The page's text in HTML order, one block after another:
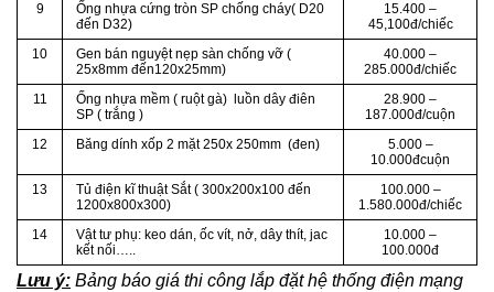
9
Ống nhựa cứng tròn SP chống cháy( D20
đến D32)
15.400 –
45,100đ/chiếc
10
Gen bán nguyệt nẹp sàn chống vỡ (
25x8mm đến120x25mm)
40.000 –
285.000đ/chiếc
11
Ống nhựa mềm ( ruột gà) luồn dây điên
SP ( trắng )
28.900 –
187.000đ/cuộn
12
Băng dính xốp 2 mặt 250x 250mm (đen)
5.000 –
10.000đcuộn
13
Tủ điện kĩ thuật Sắt ( 300x200x100 đến
1200x800x300)
100.000 –
1.580.000đ/chiếc
14
Vật tư phụ: keo dán, ốc vít, nở, dây thít, jac
kết nối…..
10.000 –
100.000đ
Lưu ý: Bảng báo giá thi công lắp đặt hệ thống điện mạng